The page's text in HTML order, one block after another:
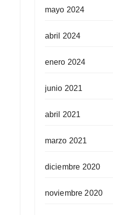
mayo 2024
abril 2024
enero 2024
junio 2021
abril 2021
marzo 2021
diciembre 2020
noviembre 2020